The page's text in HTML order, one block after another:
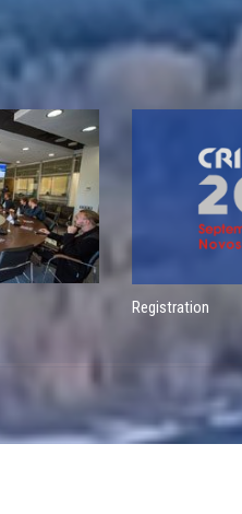
Registration